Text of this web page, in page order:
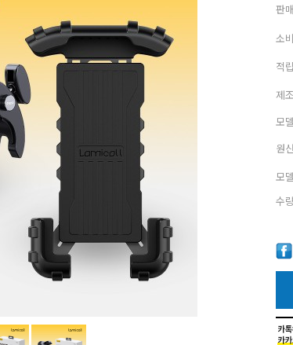
판
소
적
제
모
원
모델
수